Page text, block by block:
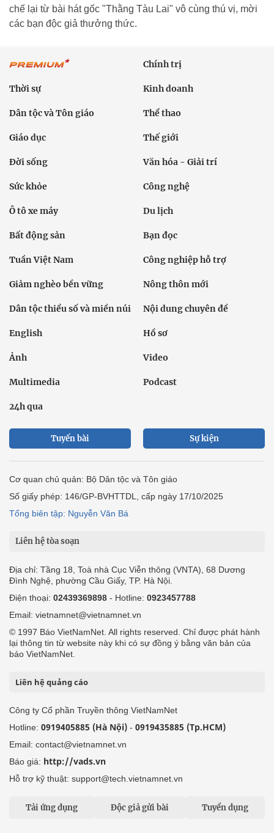
chế lại từ bài hát gốc "Thằng Tàu Lai" vô cùng thú vị, mời
các bạn độc giả thưởng thức.
Chính trị
Thời sự Kinh doanh
Dân tộc và Tôn giáo Thể thao
Giáo dục Thế giới
Đời sống Văn hóa - Giải trí
Sức khỏe Công nghệ
Ô tô xe máy Du lịch
Bất động sản Bạn đọc
Tuần Việt Nam Công nghiệp hỗ trợ
Giảm nghèo bền vững Nông thôn mới
Dân tộc thiểu số và miền núi Nội dung chuyên đề
English Hồ sơ
Ảnh Video
Multimedia Podcast
24h qua
Tuyến bài Sự kiện
Cơ quan chủ quản: Bộ Dân tộc và Tôn giáo
Số giấy phép: 146/GP-BVHTTDL, cấp ngày 17/10/2025
Tổng biên tập: Nguyễn Văn Bá
Liên hệ tòa soạn
Địa chỉ: Tầng 18, Toà nhà Cục Viễn thông (VNTA), 68 Dương
Đình Nghệ, phường Cầu Giấy, TP. Hà Nội.
Điện thoại: 02439369898 - Hotline: 0923457788
Email: vietnamnet@vietnamnet.vn
© 1997 Báo VietNamNet. All rights reserved. Chỉ được phát hành
lại thông tin từ website này khi có sự đồng ý bằng văn bản của
báo VietNamNet.
Liên hệ quảng cáo
Công ty Cổ phần Truyền thông VietNamNet
Hotline: 0919405885 (Hà Nội) - 0919435885 (Tp.HCM)
Email: contact@vietnamnet.vn
Báo giá: http://vads.vn
Hỗ trợ kỹ thuật: support@tech.vietnamnet.vn
Tải ứng dụng Độc giả gửi bài Tuyển dụng